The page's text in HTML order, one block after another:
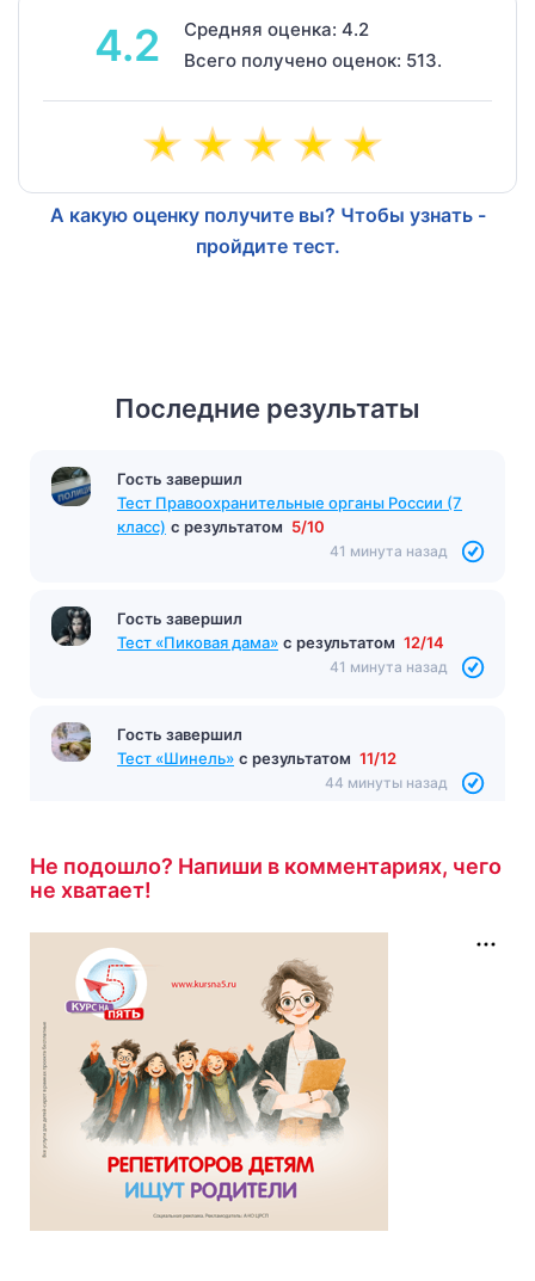
4.2
Средняя оценка: 4.2
Всего получено оценок: 513.
А какую оценку получите вы? Чтобы узнать -
пройдите тест.
Последние результаты
Гость завершил
Тест Правоохранительные органы России (7
класс) с результатом 5/10
41 минута назад
Гость завершил
Тест «Пиковая дама» с результатом 12/14
41 минута назад
Гость завершил
Тест «Шинель» с результатом 11/12
44 минуты назад
Не подошло? Напиши в комментариях, чего
не хватает!